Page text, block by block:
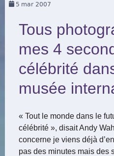
5 mar 2007
Tous
mes 4
célébrité
musée
« Tout le monde dans le
célébrité », disait Andy
concerne je viens déjà
pas des minutes mais des